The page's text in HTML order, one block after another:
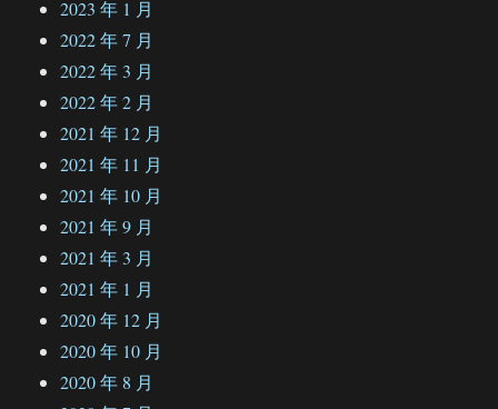
2023 年 1 月
2022 年 7 月
2022 年 3 月
2022 年 2 月
2021 年 12 月
2021 年 11 月
2021 年 10 月
2021 年 9 月
2021 年 3 月
2021 年 1 月
2020 年 12 月
2020 年 10 月
2020 年 8 月